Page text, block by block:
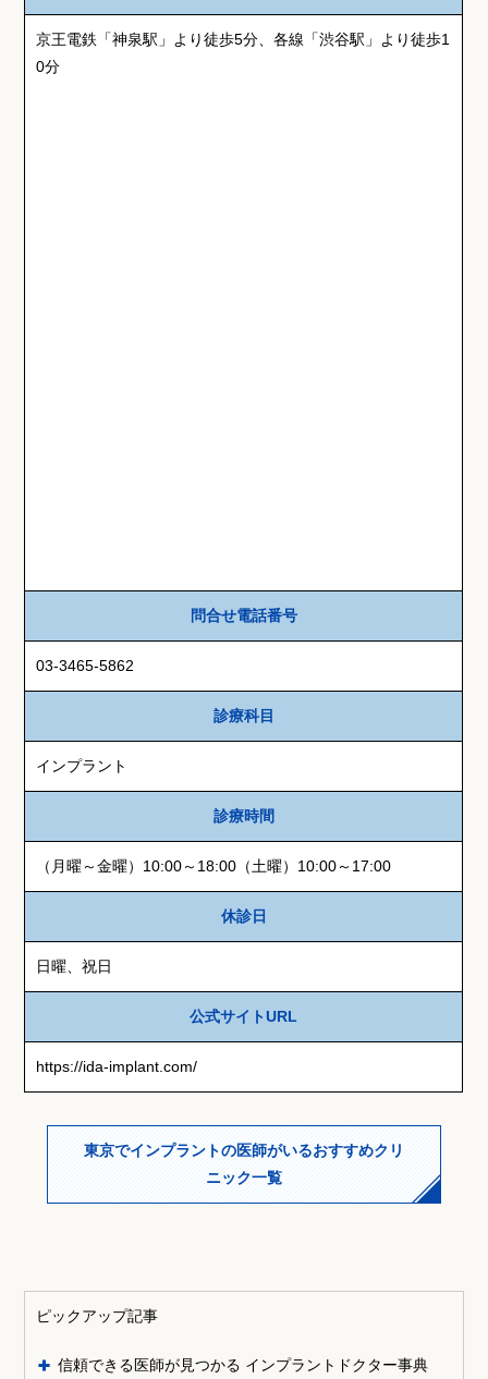
京王電鉄「神泉駅」より徒歩5分、各線「渋谷駅」より徒歩1
0分
問合せ電話番号
03-3465-5862
診療科目
インプラント
診療時間
（月曜～金曜）10:00～18:00（土曜）10:00～17:00
休診日
日曜、祝日
公式サイトURL
https://ida-implant.com/
東京でインプラントの医師がいるおすすめクリ
ニック一覧
ピックアップ記事
信頼できる医師が見つかる インプラントドクター事典